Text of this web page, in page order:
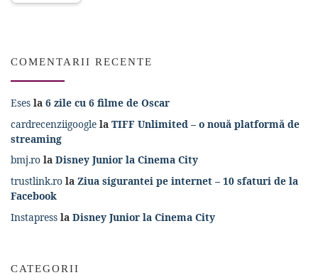
COMENTARII RECENTE
Eses la 6 zile cu 6 filme de Oscar
cardrecenziigoogle la TIFF Unlimited – o nouă platformă de
streaming
bmj.ro la Disney Junior la Cinema City
trustlink.ro la Ziua sigurantei pe internet – 10 sfaturi de la
Facebook
Instapress la Disney Junior la Cinema City
CATEGORII